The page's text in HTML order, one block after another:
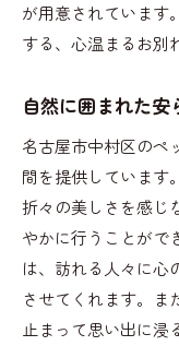
が用意されています
する、心温まるお別
自然に囲まれた安
名古屋市中村区のペ
間を提供しています
折々の美しさを感じ
やかに行うことがで
は、訪れる人々に心
させてくれます。ま
止まって思い出に浸